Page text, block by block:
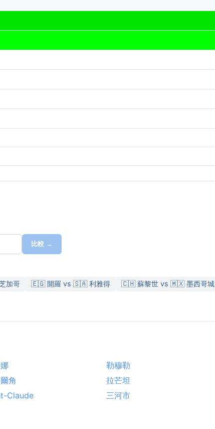
比較 →
加哥 🇪🇬 開羅 vs 🇸🇦 利雅得
🇨🇭 蘇黎世 vs 🇲🇽 墨西哥城
勒穆勒
角
拉芒坦
Claude
三河市